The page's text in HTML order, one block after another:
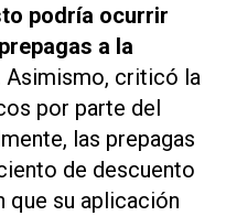
podría ocurrir
a la
Asimismo, criticó la
por parte del
las prepagas
de descuento
que su aplicación